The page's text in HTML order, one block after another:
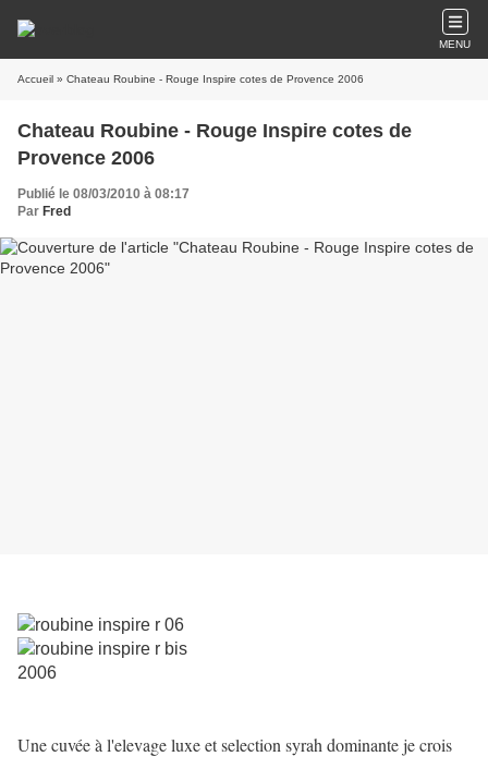
MENU
Accueil » Chateau Roubine - Rouge Inspire cotes de Provence 2006
Chateau Roubine - Rouge Inspire cotes de
Provence 2006
Publié le 08/03/2010 à 08:17
Par Fred
Une cuvée à l'elevage luxe et selection syrah dominante je crois